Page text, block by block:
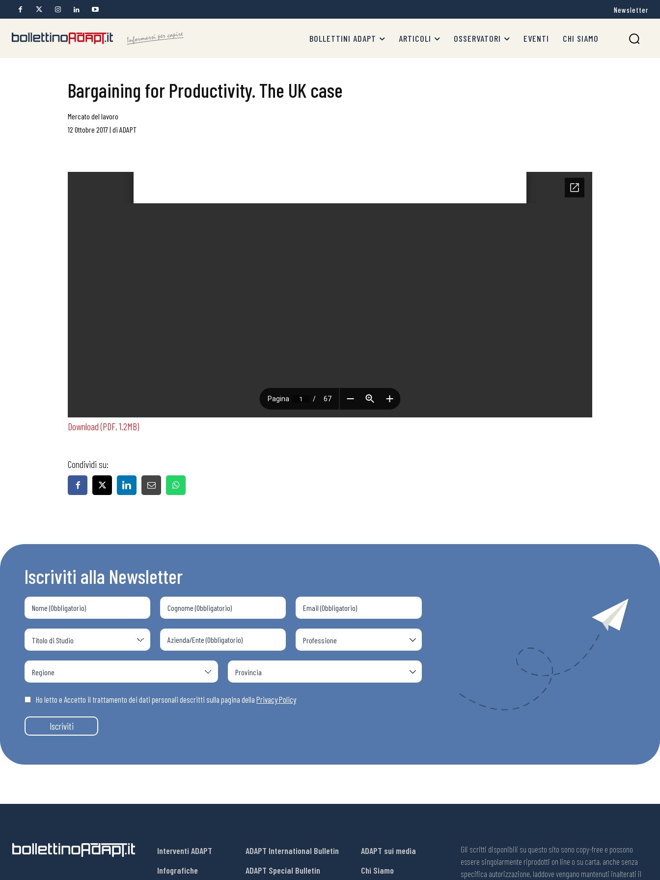
Chi Siamo
Newsletter
BOLLETTINI ADAPT ARTICOLI OSSERVATORI EVENTI CHI SIAMO
Bargaining for Productivity. The UK case
Mercato del lavoro
12 Ottobre 2017| di ADAPT
Download (PDF, 1.2MB)
Condividi su:
Iscriviti alla Newsletter
Ho letto e Accetto il trattamento dei dati personali descritti sulla pagina della Privacy Policy
Iscriviti
Interventi ADAPT
Infografiche
ADAPT International Bulletin
ADAPT Special Bulletin
ADAPT sui media
Chi Siamo
Gli scritti disponibili su questo sito sono copy-free e possono
essere singolarmente riprodotti on line o su carta, anche senza
specifica autorizzazione, laddove vengano mantenuti inalterati il